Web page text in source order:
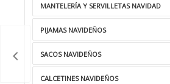
MANTELERÍA Y SERVILLETAS NAVIDAD
PIJAMAS NAVIDEÑOS
SACOS NAVIDEÑOS
CALCETINES NAVIDEÑOS